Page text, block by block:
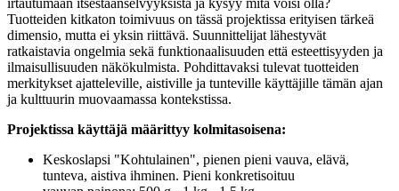
Tuotteiden kitkaton toimivuus on tässä projektissa erityisen tärkeä
dimensio, mutta ei yksin riittävä. Suunnittelijat lähestyvät
ratkaistavia ongelmia sekä funktionaalisuuden että esteettisyyden ja
ilmaisullisuuden näkökulmista. Pohdittavaksi tulevat tuotteiden
merkitykset ajatteleville, aistiville ja tunteville käyttäjille tämän ajan
ja kulttuurin muovaamassa kontekstissa.
Projektissa käyttäjä määrittyy kolmitasoisena:
Keskoslapsi "Kohtulainen", pienen pieni vauva, elävä,
tunteva, aistiva ihminen. Pieni konkretisoituu